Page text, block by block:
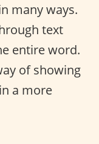
many ways.
text
entire word.
of showing
a more